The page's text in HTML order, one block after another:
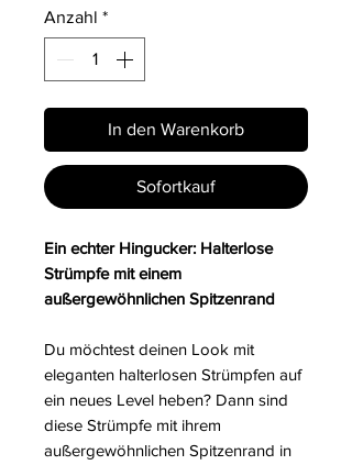
Anzahl *
In den Warenkorb
Sofortkauf
Ein echter Hingucker: Halterlose
Strümpfe mit einem
außergewöhnlichen Spitzenrand
Du möchtest deinen Look mit
eleganten halterlosen Strümpfen auf
ein neues Level heben? Dann sind
diese Strümpfe mit ihrem
außergewöhnlichen Spitzenrand in